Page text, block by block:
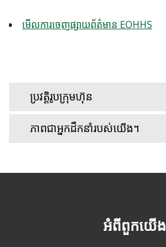
មើលការចេញផ្សាយព័ត៌មាន EOHHS
ប្រវត្តិរូបក្រុមហ៊ុន
ភាពជាអ្នកដឹកនាំរបស់យើង។
អំពីពួកយើង